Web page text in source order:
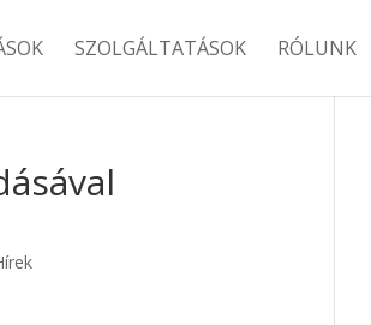
SZOLGÁLTATÁSOK RÓLUNK